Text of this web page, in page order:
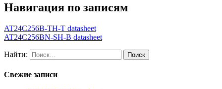
Навигация по записям
AT24C256B-TH-T datasheet
AT24C256BN-SH-B datasheet
Найти:
Свежие записи